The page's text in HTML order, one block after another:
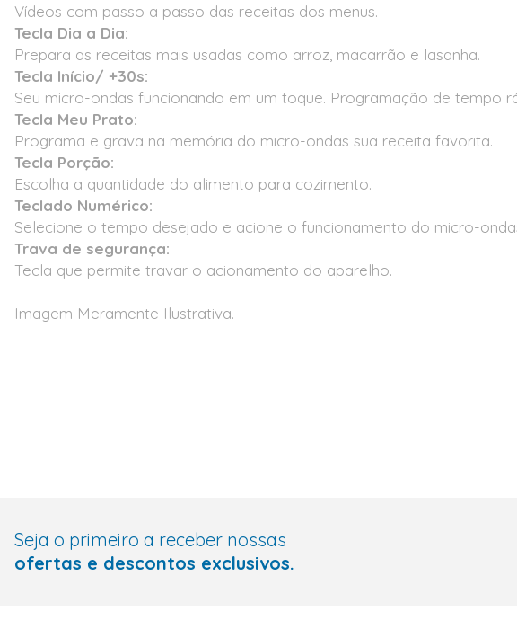
Vídeos com passo a passo das receitas dos menus.
Tecla Dia a Dia:
Prepara as receitas mais usadas como arroz, macarrão e lasanha.
Tecla Início/ +30s:
Seu micro-ondas funcionando em um toque. Programação de tempo
Tecla Meu Prato:
Programa e grava na memória do micro-ondas sua receita favorita.
Tecla Porção:
Escolha a quantidade do alimento para cozimento.
Teclado Numérico:
Selecione o tempo desejado e acione o funcionamento do micro-
Trava de segurança:
Tecla que permite travar o acionamento do aparelho.
Imagem Meramente Ilustrativa.
Seja o primeiro a receber nossas
ofertas e descontos exclusivos.